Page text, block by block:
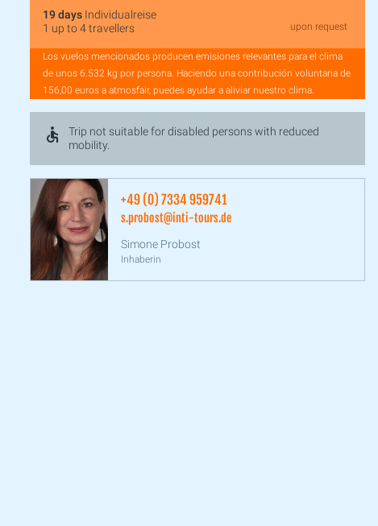
19 days Individualreise
1 up to 4 travellers
upon request
Los vuelos mencionados producen emisiones relevantes para el clima
de unos 6.532 kg por persona. Haciendo una contribución voluntaria de
156,00 euros a atmosfair, puedes ayudar a aliviar nuestro clima.
Trip not suitable for disabled persons with reduced
mobility.
+49 (0) 7334 959741
s.probost@inti-tours.de
Simone Probost
Inhaberin